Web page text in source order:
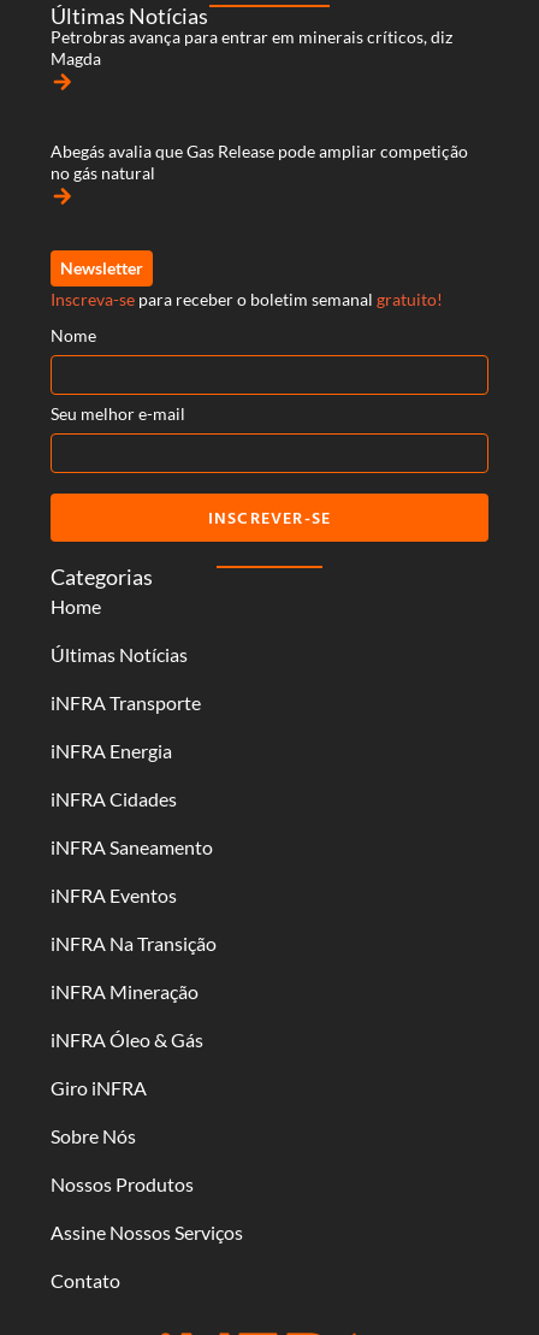
Categorias
Home
Últimas Notícias
iNFRA Transporte
iNFRA Energia
iNFRA Cidades
iNFRA Saneamento
iNFRA Eventos
iNFRA Na Transição
iNFRA Mineração
iNFRA Óleo & Gás
Giro iNFRA
Sobre Nós
Nossos Produtos
Assine Nossos Serviços
Contato
Últimas Notícias
Petrobras avança para entrar em minerais críticos, diz
Magda
arrow_forward
Abegás avalia que Gas Release pode ampliar competição
no gás natural
arrow_forward
Newsletter
Inscreva-se para receber o boletim semanal gratuito!
Nome
Seu melhor e-mail
INSCREVER-SE